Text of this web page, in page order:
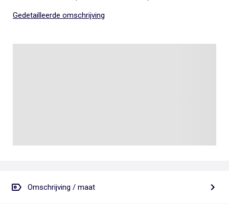
Gedetailleerde omschrijving
Omschrijving / maat